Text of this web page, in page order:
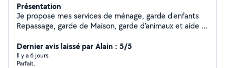
Présentation
Je propose mes services de ménage, garde d'enfants
Repassage, garde de Maison, garde d'animaux et aide à
sérieuse et motivée j'ai une formation initiale
d'infirmière.
Dernier avis laissé par Alain : 5/5
Il y a 6 jours
Parfait.